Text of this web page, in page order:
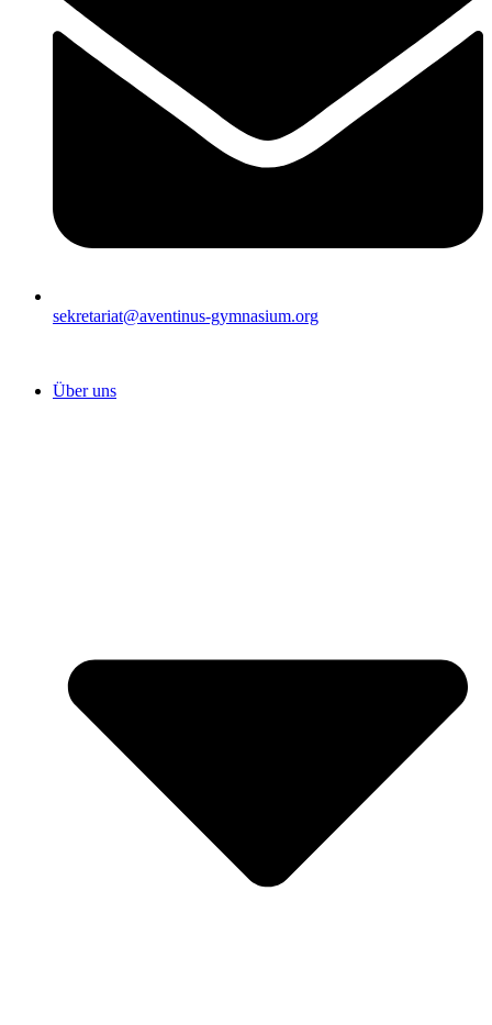
sekretariat@aventinus-gymnasium.org
Über uns